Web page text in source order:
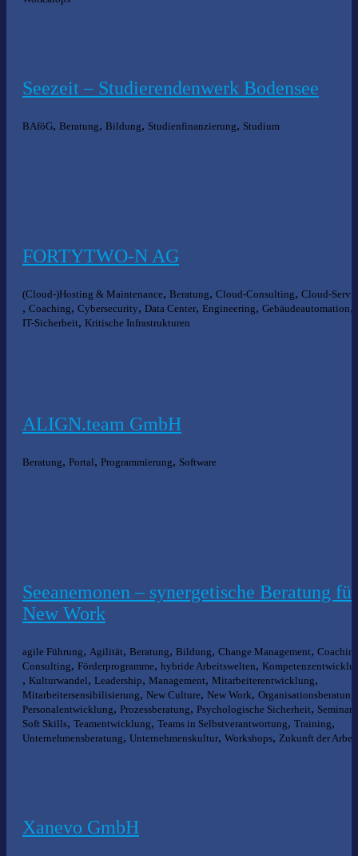
Seezeit – Studierendenwerk Bodensee
BAföG, Beratung, Bildung, Studienfinanzierung, Studium
FORTYTWO-N AG
(Cloud-)Hosting & Maintenance, Beratung, Cloud-Consulting, Cloud-
, Coaching, Cybersecurity, Data Center, Engineering, Gebäudeautomation,
IT-Sicherheit, Kritische Infrastrukturen
ALIGN.team GmbH
Beratung, Portal, Programmierung, Software
Seeanemonen – synergetische Beratung für
New Work
agile Führung, Agilität, Beratung, Bildung, Change Management,
Consulting, Förderprogramme, hybride Arbeitswelten,
, Kulturwandel, Leadership, Management, Mitarbeiterentwicklung,
Mitarbeitersensibilisierung, New Culture, New Work, Organisationsberatung
Personalentwicklung, Prozessberatung, Psychologische Sicherheit, Seminare
Soft Skills, Teamentwicklung, Teams in Selbstverantwortung, Training,
Unternehmensberatung, Unternehmenskultur, Workshops, Zukunft der Arbeit
Xanevo GmbH